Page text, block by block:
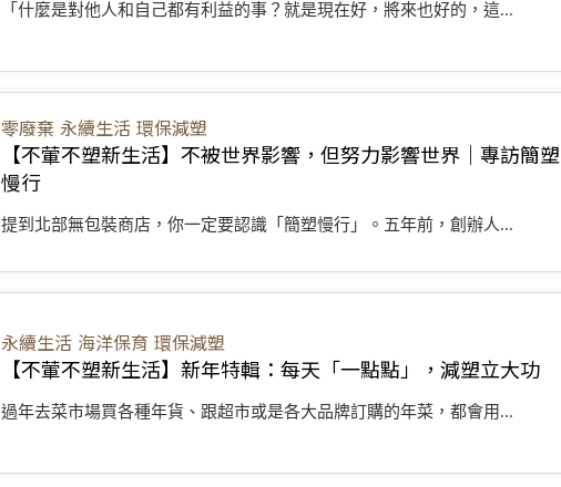
「什麼是對他人和自己都有利益的事？就是現在好，將來也好的，這...
零廢棄 永續生活 環保減塑
【不葷不塑新生活】不被世界影響，但努力影響世界｜專訪簡塑
慢行
提到北部無包裝商店，你一定要認識「簡塑慢行」。五年前，創辦人...
永續生活 海洋保育 環保減塑
【不葷不塑新生活】新年特輯：每天「一點點」，減塑立大功
過年去菜市場買各種年貨、跟超市或是各大品牌訂購的年菜，都會用...